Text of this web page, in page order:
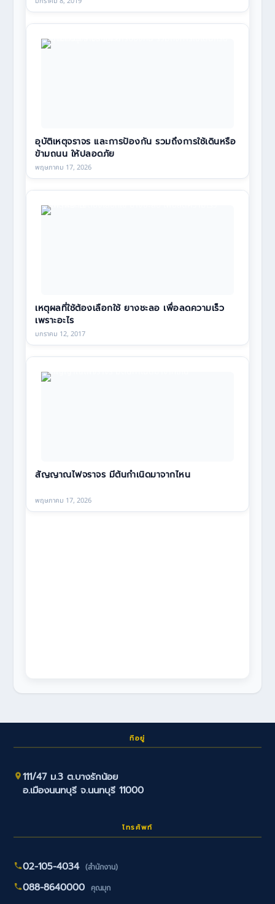
อุบัติเหตุจราจร และการป้องกัน รวมถึงการใช้เดินหรือ
ข้ามถนน ให้ปลอดภัย
พฤษภาคม 17, 2026
เหตุผลที่ใช้ต้องเลือกใช้ ยางชะลอ เพื่อลดความเร็ว
เพราะอะไร
มกราคม 12, 2017
สัญญาณไฟจราจร มีต้นกำเนิดมาจากไหน
พฤษภาคม 17, 2026
ที่อยู่
111/47 ม.3 ต.บางรักน้อย
อ.เมืองนนทบุรี จ.นนทบุรี 11000
โทรศัพท์
02-105-4034 (สำนักงาน)
088-8640000 คุณมุก